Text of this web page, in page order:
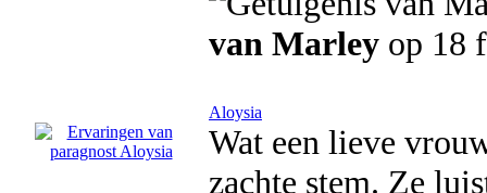
van Marley op 18
Aloysia
Wat een lieve
zachte stem. Ze